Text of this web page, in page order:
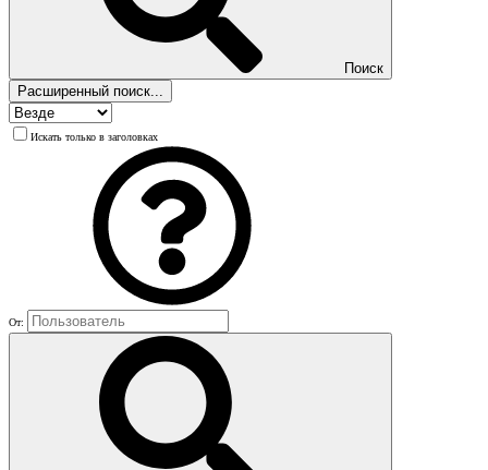
Поиск
Расширенный поиск...
Искать только в заголовках
От: